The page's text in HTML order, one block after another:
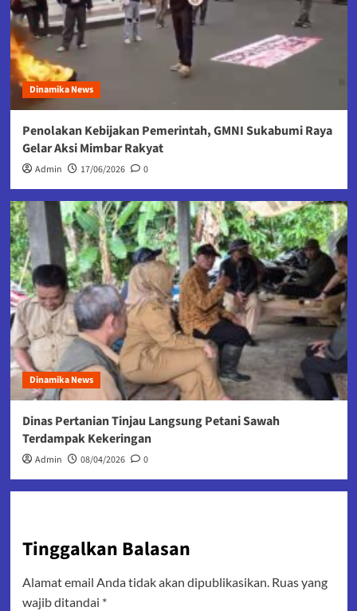
Dinamika News
Penolakan Kebijakan Pemerintah, GMNI Sukabumi Raya
Gelar Aksi Mimbar Rakyat
Admin 17/06/2026 0
Dinamika News
Dinas Pertanian Tinjau Langsung Petani Sawah
Terdampak Kekeringan
Admin 08/04/2026 0
Tinggalkan Balasan
Alamat email Anda tidak akan dipublikasikan. Ruas yang
wajib ditandai *